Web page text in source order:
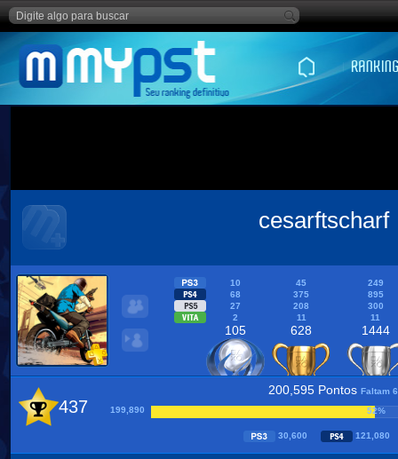
cesarftscharf
10 45
249
68
375
895
27
208
300
2
11 11
105 628 1444
437
200,595 Pontos Faltam
199,890
52%
30,600